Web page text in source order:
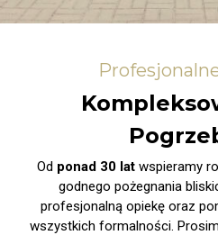
Od ponad 30 latwspieramy
godnego pożegnania
profesjonalną opiekę oraz
wszystkich formalności.